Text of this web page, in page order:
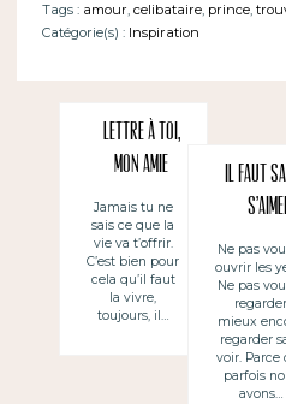
Tags : amour celibataire, prince,
Catégorie(s) : Inspiration
Lettre à toi,
mon amie
Jamais tu ne
sais ce que la
vie va t’offrir.
C’est bien pour
cela qu’il faut
la vivre,
toujours, il…
Il faut
Ne pas
ouvrir les
Ne pas
mieux
regarder
voir. Parce
parfois
avons…